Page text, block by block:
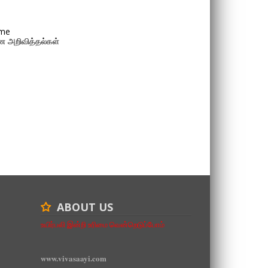
அறிவித்தல்கள்
ABOUT US
உயிர்பலி இன்றி உரிமை வென்றெடுப்போம்
www.vivasaayi.com